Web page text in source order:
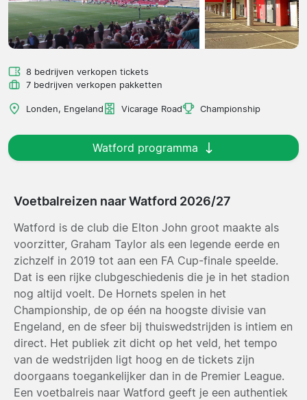
8 bedrijven verkopen tickets
7 bedrijven verkopen pakketten
Londen, Engeland Vicarage Road Championship
Watford programma
Voetbalreizen naar Watford 2026/27
Watford is de club die Elton John groot maakte als
voorzitter, Graham Taylor als een legende eerde en
zichzelf in 2019 tot aan een FA Cup-finale speelde.
Dat is een rijke clubgeschiedenis die je in het stadion
nog altijd voelt. De Hornets spelen in het
Championship, de op één na hoogste divisie van
Engeland, en de sfeer bij thuiswedstrijden is intiem en
direct. Het publiek zit dicht op het veld, het tempo
van de wedstrijden ligt hoog en de tickets zijn
doorgaans toegankelijker dan in de Premier League.
Een voetbalreis naar Watford geeft je een authentiek